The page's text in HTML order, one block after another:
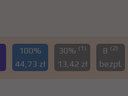
100%
44,73 zł
30% (1)
13,42 zł
B (2)
bezpł.